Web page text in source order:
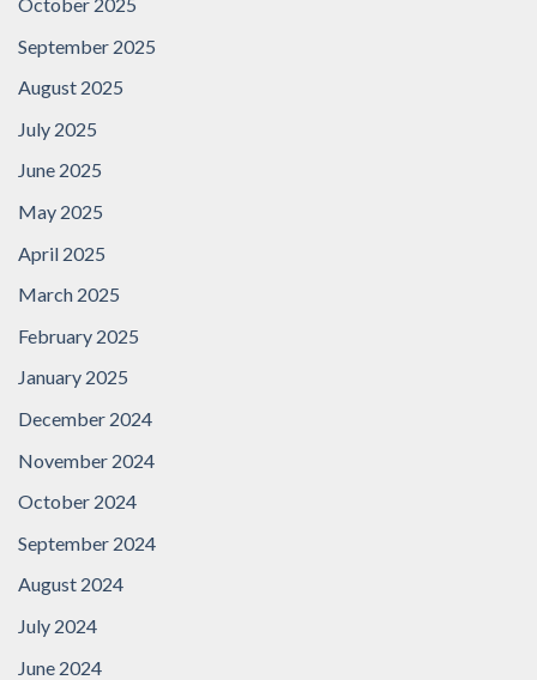
September 2025
August 2025
July 2025
June 2025
May 2025
April 2025
March 2025
February 2025
January 2025
December 2024
November 2024
October 2024
September 2024
August 2024
July 2024
June 2024